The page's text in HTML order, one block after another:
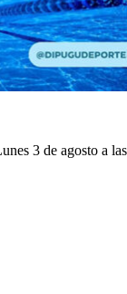
3 de agosto a las